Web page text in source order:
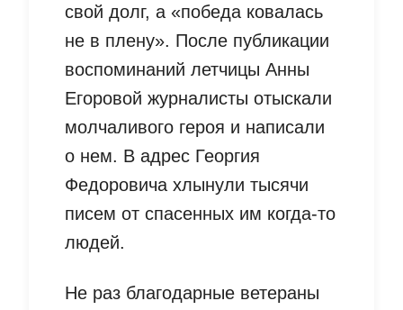
свой долг, а «победа ковалась
не в плену». После публикации
воспоминаний летчицы Анны
Егоровой журналисты отыскали
молчаливого героя и написали
о нем. В адрес Георгия
Федоровича хлынули тысячи
писем от спасенных им когда-то
людей.
Не раз благодарные ветераны